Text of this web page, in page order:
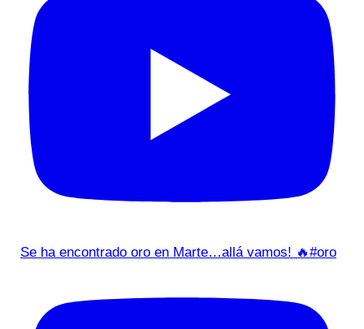
Se ha encontrado oro en Marte…allá vamos! 🔥#oro